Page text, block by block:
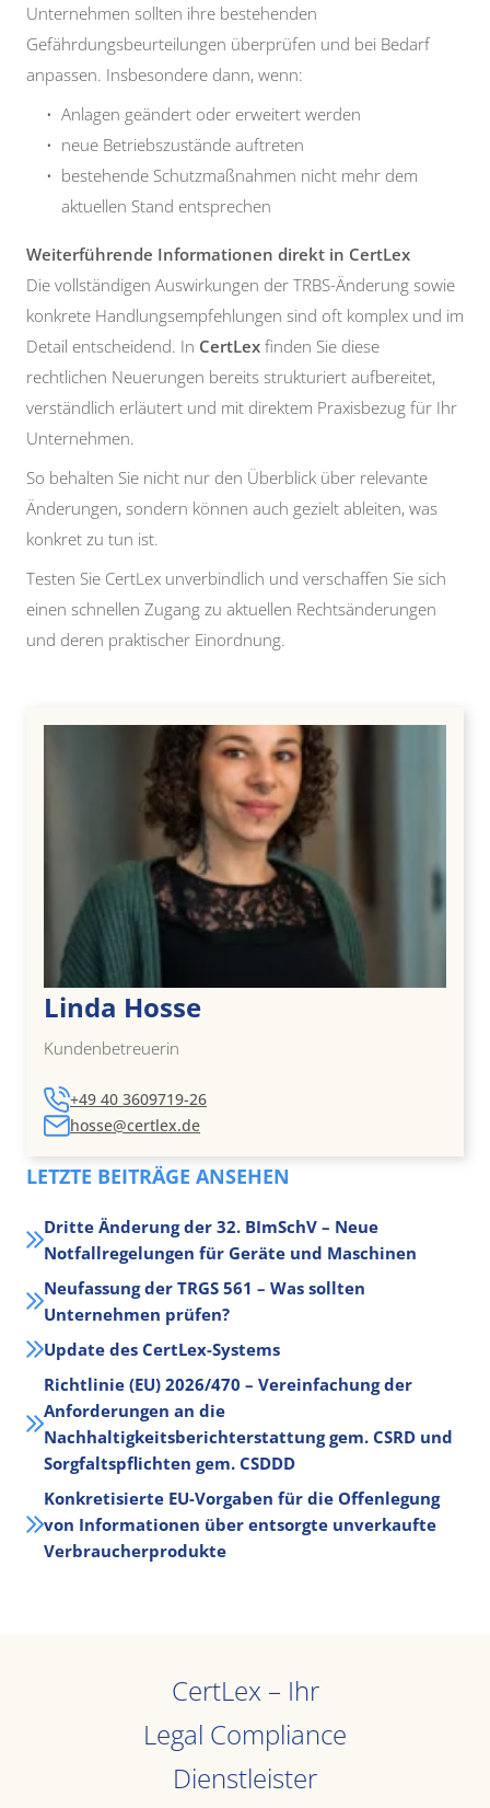
Unternehmen sollten ihre bestehenden
Gefährdungsbeurteilungen überprüfen und bei Bedarf
anpassen. Insbesondere dann, wenn:
Anlagen geändert oder erweitert werden
neue Betriebszustände auftreten
bestehende Schutzmaßnahmen nicht mehr dem
aktuellen Stand entsprechen
Weiterführende Informationen direkt in CertLex
Die vollständigen Auswirkungen der TRBS-Änderung sowie
konkrete Handlungsempfehlungen sind oft komplex und im
Detail entscheidend. In CertLex finden Sie diese
rechtlichen Neuerungen bereits strukturiert aufbereitet,
verständlich erläutert und mit direktem Praxisbezug für Ihr
Unternehmen.
So behalten Sie nicht nur den Überblick über relevante
Änderungen, sondern können auch gezielt ableiten, was
konkret zu tun ist.
Testen Sie CertLex unverbindlich und verschaffen Sie sich
einen schnellen Zugang zu aktuellen Rechtsänderungen
und deren praktischer Einordnung.
Linda Hosse
Kundenbetreuerin
+49 40 3609719-26
hosse@certlex.de
LETZTE BEITRÄGE ANSEHEN
Dritte Änderung der 32. BImSchV – Neue
Notfallregelungen für Geräte und Maschinen
Neufassung der TRGS 561 – Was sollten
Unternehmen prüfen?
Update des CertLex-Systems
Richtlinie (EU) 2026/470 – Vereinfachung der
Anforderungen an die
Nachhaltigkeitsberichterstattung gem. CSRD und
Sorgfaltspflichten gem. CSDDD
Konkretisierte EU-Vorgaben für die Offenlegung
von Informationen über entsorgte unverkaufte
Verbraucherprodukte
CertLex – Ihr
Legal Compliance
Dienstleister